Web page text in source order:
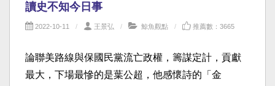
讀史不知今日事
2022-10-11 王景弘 鯨魚觀點 推薦數：3665
論聯美路線與保國民黨流亡政權，籌謀定計，貢獻
最大，下場最慘的是葉公超，他感懷詩的「金